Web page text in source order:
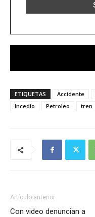
ETIQUETAS Accidente
Incedio
Petroleo tren
Artículo anterior
Con video denuncian a